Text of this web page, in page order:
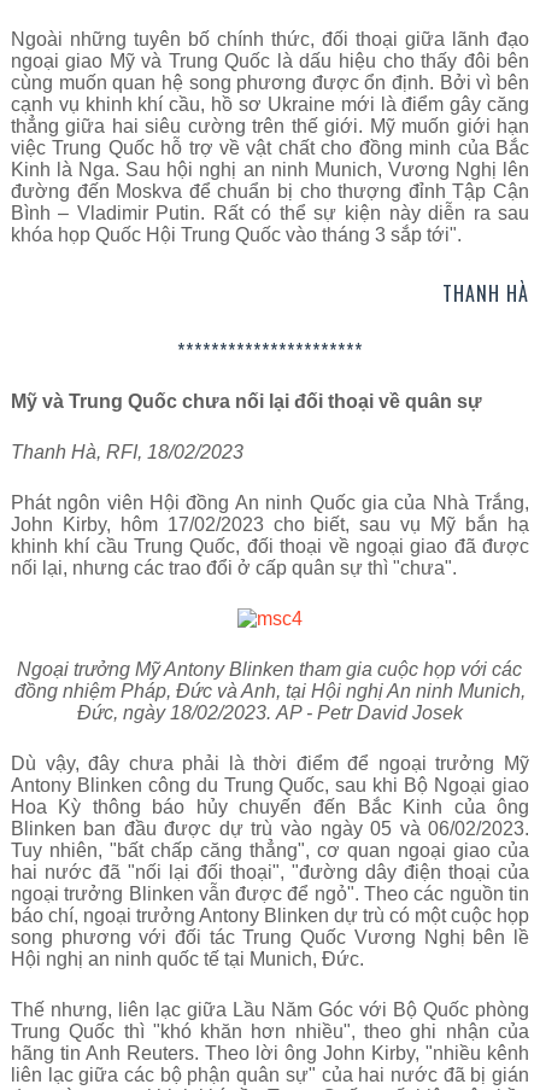
Ngoài những tuyên bố chính thức, đối thoại giữa lãnh đạo
ngoại giao Mỹ và Trung Quốc là dấu hiệu cho thấy đôi bên
cùng muốn quan hệ song phương được ổn định. Bởi vì bên
cạnh vụ khinh khí cầu, hồ sơ Ukraine mới là điểm gây căng
thẳng giữa hai siêu cường trên thế giới. Mỹ muốn giới hạn
việc Trung Quốc hỗ trợ về vật chất cho đồng minh của Bắc
Kinh là Nga. Sau hội nghị an ninh Munich, Vương Nghị lên
đường đến Moskva để chuẩn bị cho thượng đỉnh Tập Cận
Bình – Vladimir Putin. Rất có thể sự kiện này diễn ra sau
khóa họp Quốc Hội Trung Quốc vào tháng 3 sắp tới".
THANH HÀ
**********************
Mỹ và Trung Quốc chưa nối lại đối thoại về quân sự
Thanh Hà, RFI, 18/02/2023
Phát ngôn viên Hội đồng An ninh Quốc gia của Nhà Trắng,
John Kirby, hôm 17/02/2023 cho biết, sau vụ Mỹ bắn hạ
khinh khí cầu Trung Quốc, đối thoại về ngoại giao đã được
nối lại, nhưng các trao đổi ở cấp quân sự thì "chưa".
Ngoại trưởng Mỹ Antony Blinken tham gia cuộc họp với các
đồng nhiệm Pháp, Đức và Anh, tại Hội nghị An ninh Munich,
Đức, ngày 18/02/2023. AP - Petr David Josek
Dù vậy, đây chưa phải là thời điểm để ngoại trưởng Mỹ
Antony Blinken công du Trung Quốc, sau khi Bộ Ngoại giao
Hoa Kỳ thông báo hủy chuyến đến Bắc Kinh của ông
Blinken ban đầu được dự trù vào ngày 05 và 06/02/2023.
Tuy nhiên, "bất chấp căng thẳng", cơ quan ngoại giao của
hai nước đã "nối lại đối thoại", "đường dây điện thoại của
ngoại trưởng Blinken vẫn được để ngỏ". Theo các nguồn tin
báo chí, ngoại trưởng Antony Blinken dự trù có một cuộc họp
song phương với đối tác Trung Quốc Vương Nghị bên lề
Hội nghị an ninh quốc tế tại Munich, Đức.
Thế nhưng, liên lạc giữa Lầu Năm Góc với Bộ Quốc phòng
Trung Quốc thì "khó khăn hơn nhiều", theo ghi nhận của
hãng tin Anh Reuters. Theo lời ông John Kirby, "nhiều kênh
liên lạc giữa các bộ phận quân sự" của hai nước đã bị gián